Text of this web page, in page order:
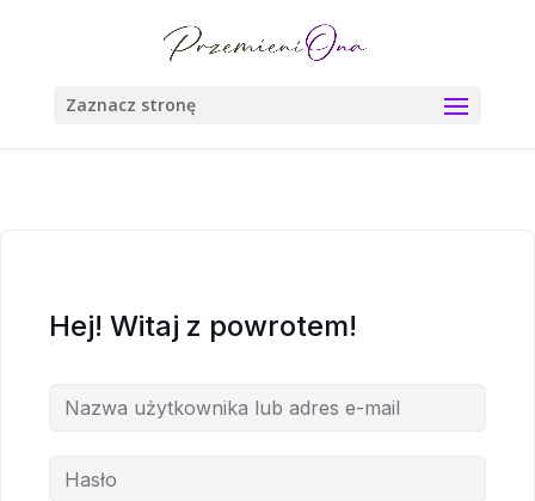
Zaznacz stronę
Hej! Witaj z powrotem!